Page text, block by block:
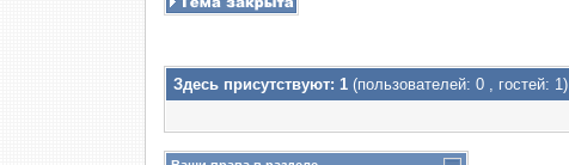
Здесь присутствуют: 1 (пользователей: 0 , гостей: 1)